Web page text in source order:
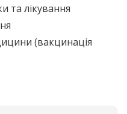
та лікування
(вакцинація